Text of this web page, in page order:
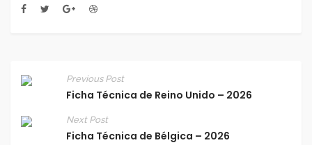
Previous Post
Ficha Técnica de Reino Unido – 2026
Next Post
Ficha Técnica de Bélgica – 2026